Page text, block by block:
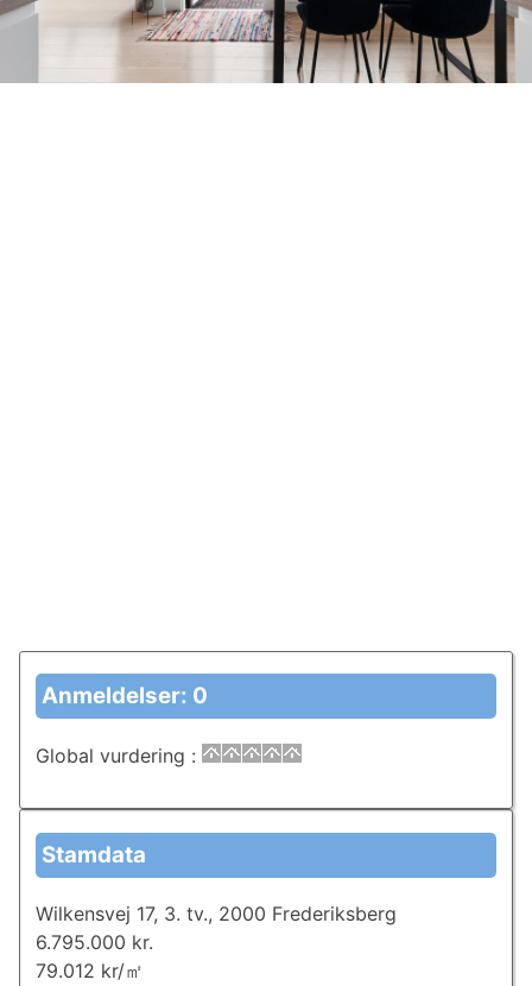
Anmeldelser: 0
Global vurdering :
Stamdata
Wilkensvej 17, 3. tv., 2000 Frederiksberg
6.795.000 kr.
79.012 kr/㎡